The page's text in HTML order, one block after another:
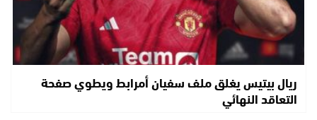
ريال بيتيس يغلق ملف سفيان أمرابط ويطوي صفحة
التعاقد النهائي